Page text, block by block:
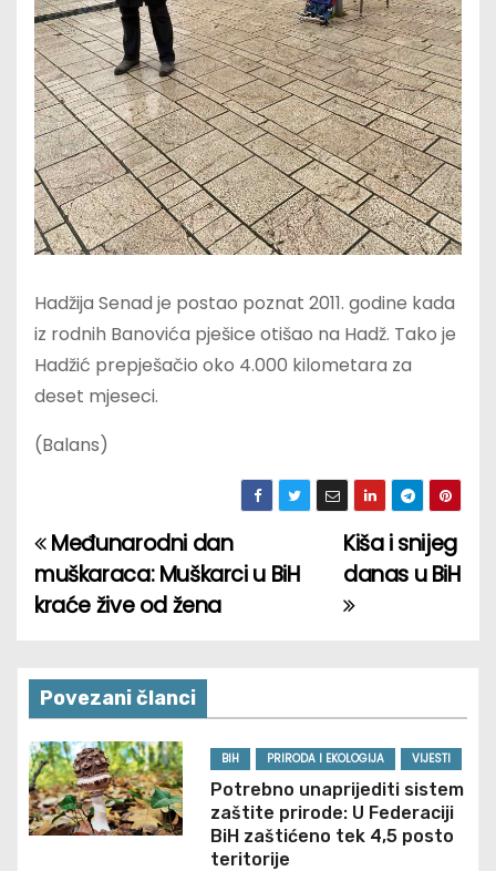
Hadžija Senad je postao poznat 2011. godine kada
iz rodnih Banovića pješice otišao na Hadž. Tako je
Hadžić prepješačio oko 4.000 kilometara za
deset mjeseci.
(Balans)
P
o
t
n
a
v
Kiša i snijeg
danas u BiH
Međunarodni dan
muškaraca: Muškarci u BiH
kraće žive od žena
Povezani članci
BIH PRIRODA I EKOLOGIJA VIJESTI
Potrebno unaprijediti sistem
zaštite prirode: U Federaciji
BiH zaštićeno tek 4,5 posto
teritorije